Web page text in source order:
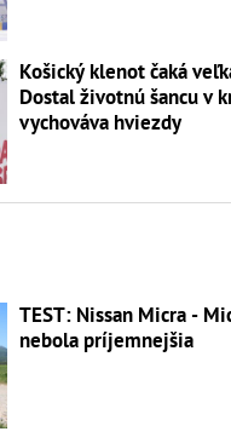
Košický klenot čaká
Dostal životnú šancu v
vychováva hviezdy
TEST: Nissan Micra -
nebola príjemnejšia